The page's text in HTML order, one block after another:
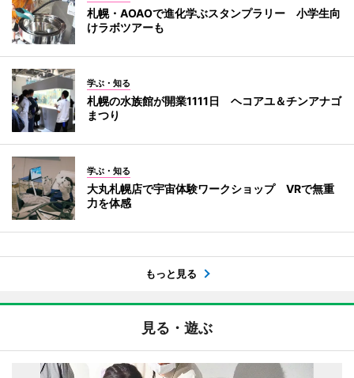
札幌・AOAOで進化学ぶスタンプラリー 小学生向
けラボツアーも
学ぶ・知る
札幌の水族館が開業1111日 ヘコアユ＆チンアナゴ
まつり
学ぶ・知る
大丸札幌店で宇宙体験ワークショップ VRで無重
力を体感
もっと見る
見る・遊ぶ